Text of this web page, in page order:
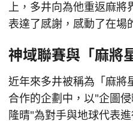
上，多井向為他重返麻將
表達了感謝，感動了在場
神域聯賽與「麻將
近年來多井被稱為「麻將
合作的企劃中，以"企圖
隆晴"為對手與地球代表